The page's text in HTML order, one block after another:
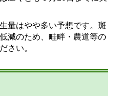
量はやや多い予想です。斑
減のため、畦畔・農道等の
さい。